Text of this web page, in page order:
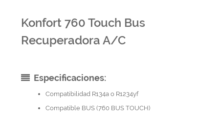
Konfort 760 Touch Bus
Recuperadora A/C
Especificaciones:
Compatibilidad R134a o R1234yf
Compatible BUS (760 BUS TOUCH)